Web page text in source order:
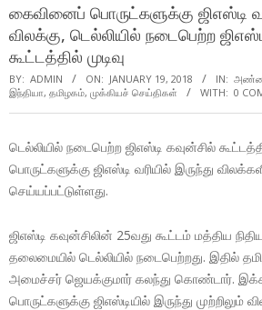
கைவினைப் பொருட்களுக்கு ஜிஎஸ்டி
விலக்கு, டெல்லியில் நடைபெற்ற
கூட்டத்தில் முடிவு
BY: ADMIN ON: JANUARY 19, 2018 IN:
இந்தியா, தமிழகம், முக்கியச் செய்திகள் WITH: 0
டெல்லியில் நடைபெற்ற ஜிஎஸ்டி கவுன்சில்
பொருட்களுக்கு ஜிஎஸ்டி வரியில் இருந்து
செய்யப்பட்டுள்ளது.
ஜிஎஸ்டி கவுன்சிலின் 25வது கூட்டம் மத்திய
தலைமையில் டெல்லியில் நடைபெற்றது. இதில்
அமைச்சர் ஜெயக்குமார் கலந்து கொண்டார்.
பொருட்களுக்கு ஜிஎஸ்டியில் இருந்து முற்றிலும்